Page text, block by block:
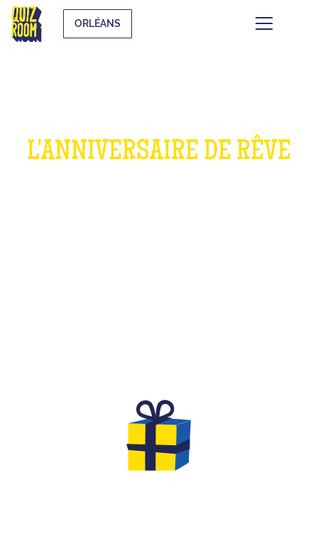
ORLÉANS
L'ANNIVERSAIRE DE RÊVE